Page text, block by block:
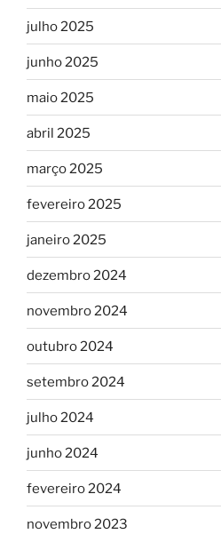
julho 2025
junho 2025
maio 2025
abril 2025
março 2025
fevereiro 2025
janeiro 2025
dezembro 2024
novembro 2024
outubro 2024
setembro 2024
julho 2024
junho 2024
fevereiro 2024
novembro 2023